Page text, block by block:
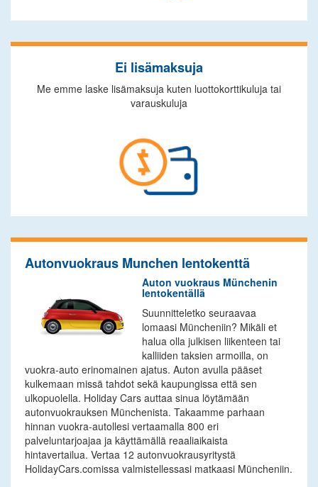
Ei lisämaksuja
Me emme laske lisämaksuja kuten luottokorttikuluja tai
varauskuluja
Autonvuokraus Munchen lentokenttä
Auton vuokraus Münchenin
lentokentällä
Suunnitteletko seuraavaa
lomaasi Müncheniin? Mikäli et
halua olla julkisen liikenteen tai
kalliiden taksien armoilla, on
vuokra-auto erinomainen ajatus. Auton avulla pääset
kulkemaan missä tahdot sekä kaupungissa että sen
ulkopuolella. Holiday Cars auttaa sinua löytämään
autonvuokrauksen Münchenista. Takaamme parhaan
hinnan vuokra-autollesi vertaamalla 800 eri
palveluntarjoajaa ja käyttämällä reaaliaikaista
hintavertailua. Vertaa 12 autonvuokrausyritystä
HolidayCars.comissa valmistellessasi matkaasi Müncheniin.